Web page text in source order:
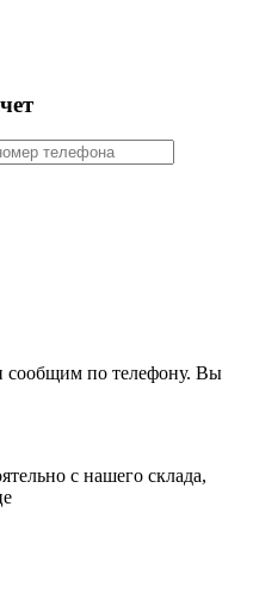
сообщим по телефону. Вы
с нашего склада,